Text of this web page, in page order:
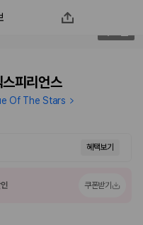
자 골드 익스피
격비교 플랫폼
피리언스
Of The Stars
혜택보기
쿠폰받기